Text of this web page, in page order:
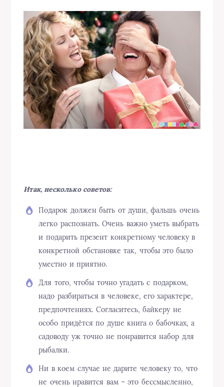
Итак, несколько советов:
Подарок должен быть от души, фальшь очень
легко распознать. Очень важно уметь выбрать
и подарить презент конкретному человеку в
конкретной обстановке так, чтобы это было
уместно и приятно.
Для того, чтобы точно угадать с подарком,
надо разбираться в человеке, его характере,
предпочтениях. Согласитесь, байкеру не
особо придётся по душе книга о бабочках, а
садоводу уж точно не понравится набор для
рыбалки.
Ни в коем случае не дарите человеку то, что
не очень нравится вам – это бессмысленно,